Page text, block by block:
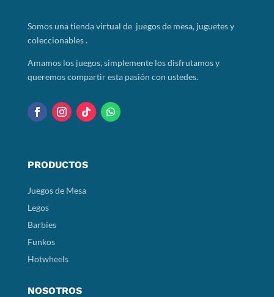
Somosuna tienda virtual de juegos de mesa, juguetes y
coleccionables .
Amamos los juegos, simplemente los disfrutamos y
queremos compartir esta pasión con ustedes.
PRODUCTOS
Juegos de Mesa
Legos
Barbies
Funkos
Hotwheels
NOSOTROS